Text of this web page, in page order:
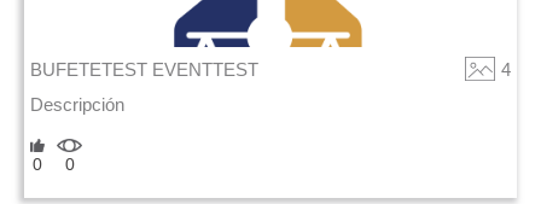
BUFETETEST EVENTTEST
4
Descripción
0 0